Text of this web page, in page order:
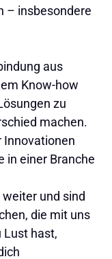
– insbesondere
aus
Know-how
zu
machen.
Innovationen
in einer Branche
und sind
die mit uns
Lust hast,